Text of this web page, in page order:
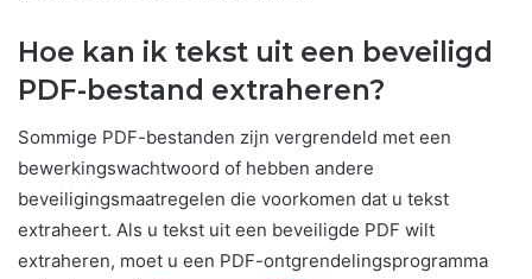
Hoe kan ik tekst uit een beveiligd
PDF-bestand extraheren?
Sommige PDF-bestanden zijn vergrendeld met een
bewerkingswachtwoord of hebben andere
beveiligingsmaatregelen die voorkomen dat u tekst
extraheert. Als u tekst uit een beveiligde PDF wilt
extraheren, moet u een PDF-ontgrendelingsprogramma